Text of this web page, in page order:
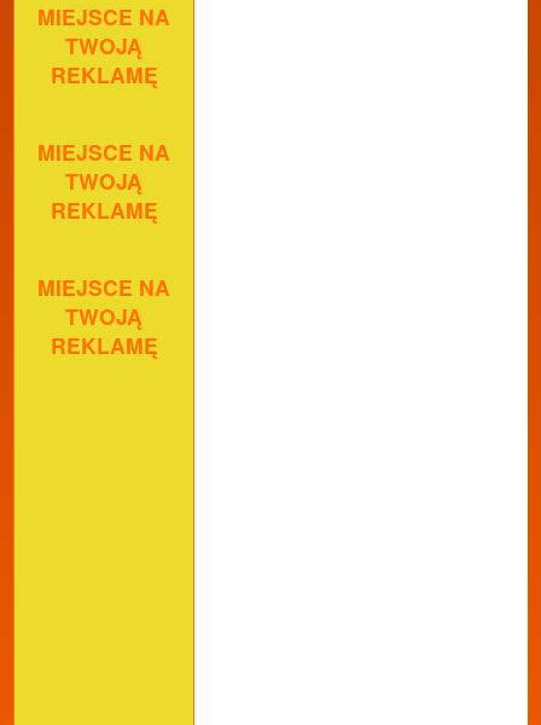
MIEJSCE NA
TWOJĄ
REKLAMĘ
MIEJSCE NA
TWOJĄ
REKLAMĘ
MIEJSCE NA
TWOJĄ
REKLAMĘ